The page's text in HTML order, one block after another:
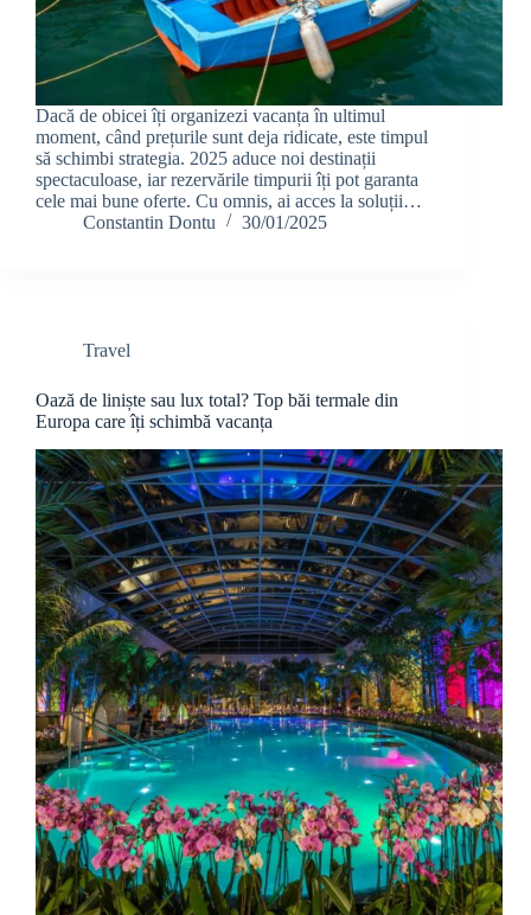
Dacă de obicei îți organizezi vacanța în ultimul
moment, când prețurile sunt deja ridicate, este timpul
să schimbi strategia. 2025 aduce noi destinații
spectaculoase, iar rezervările timpurii îți pot garanta
cele mai bune oferte. Cu omnis, ai acces la soluții…
Constantin Dontu
30/01/2025
Travel
Oază de liniște sau lux total? Top băi termale din
Europa care îți schimbă vacanța